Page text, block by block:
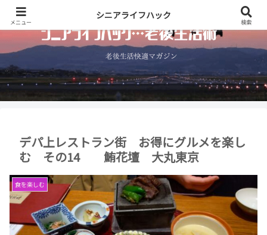
デパ上レストラン街 お得にグルメを楽し
む その14 鮪花壇 大丸東京
食を楽しむ
メニュー
シニアライフハック
検索